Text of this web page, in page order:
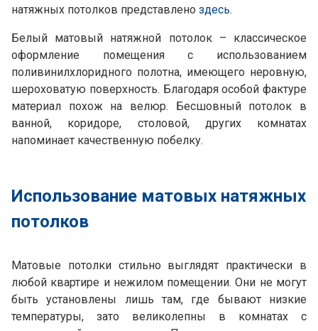
натяжных потолков представлено здесь.
Белый матовый натяжной потолок – классическое
оформление помещения с использованием
поливинилхлоридного полотна, имеющего неровную,
шероховатую поверхность. Благодаря особой фактуре
материал похож на велюр. Бесшовный потолок в
ванной, коридоре, столовой, других комнатах
напоминает качественную побелку.
Использование матовых натяжных
потолков
Матовые потолки стильно выглядят практически в
любой квартире и нежилом помещении. Они не могут
быть установлены лишь там, где бывают низкие
температуры, зато великолепны в комнатах с